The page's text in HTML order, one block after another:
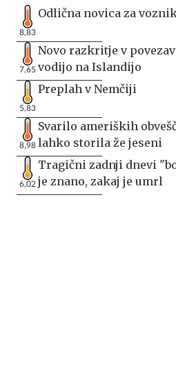
8,83
Odlična novica za
7,65
Novo razkritje v
vodijo na Islandijo
5,83
Preplah v Nemčiji
8,98
Svarilo ameriških
lahko storila že jeseni
6,02
Tragični zadnji dnevi
je znano, zakaj je umrl